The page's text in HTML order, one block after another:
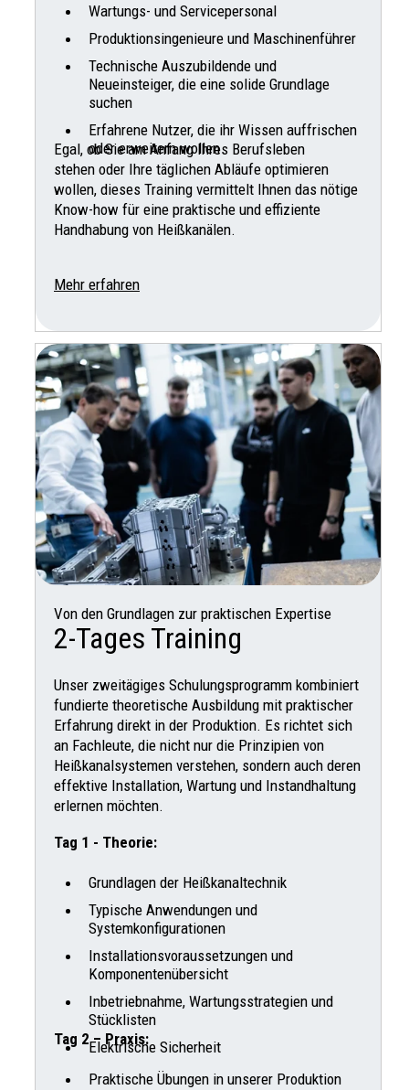
Wartungs- und Servicepersonal
Produktionsingenieure und Maschinenführer
Technische Auszubildende und
Neueinsteiger, die eine solide Grundlage
suchen
Erfahrene Nutzer, die ihr Wissen auffrischen
oder erweitern wollen
Egal, ob Sie am Anfang Ihres Berufsleben
stehen oder Ihre täglichen Abläufe optimieren
wollen, dieses Training vermittelt Ihnen das nötige
Know-how für eine praktische und effiziente
Handhabung von Heißkanälen.
Mehr erfahren
Von den Grundlagen zur praktischen Expertise
2-Tages Training
Unser zweitägiges Schulungsprogramm kombiniert
fundierte theoretische Ausbildung mit praktischer
Erfahrung direkt in der Produktion. Es richtet sich
an Fachleute, die nicht nur die Prinzipien von
Heißkanalsystemen verstehen, sondern auch deren
effektive Installation, Wartung und Instandhaltung
erlernen möchten.
Tag 1 - Theorie:
Grundlagen der Heißkanaltechnik
Typische Anwendungen und
Systemkonfigurationen
Installationsvoraussetzungen und
Komponentenübersicht
Inbetriebnahme, Wartungsstrategien und
Stücklisten
Elektrische Sicherheit
Tag 2 – Praxis:
Praktische Übungen in unserer Produktion